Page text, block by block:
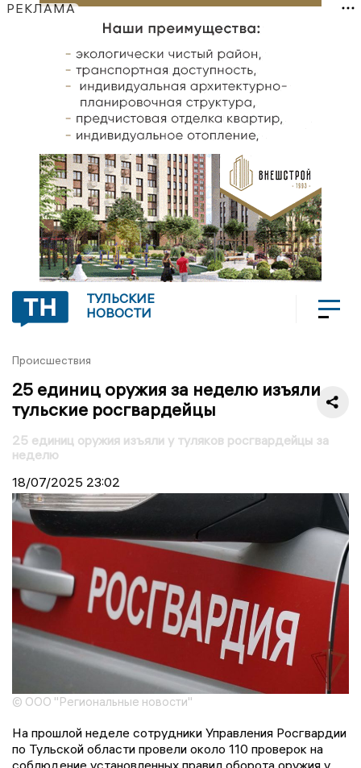
РЕКЛАМА
ТУЛЬСКИЕ
НОВОСТИ
Происшествия
25 единиц оружия за неделю изъяли
тульские росгвардейцы
25 единиц оружия изъяли у туляков росгвардейцы за
неделю
18/07/2025 23:02
© ООО "Региональные новости"
На прошлой неделе сотрудники Управления Росгвардии
по Тульской области провели около 110 проверок на